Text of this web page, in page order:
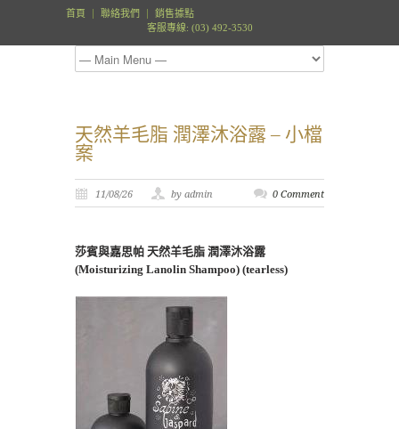
首頁 聯絡我們
銷售據點
客服專線: (03) 492-3530
天然羊毛脂 潤澤沐浴露 – 小檔
案
11/08/26 by admin 0 Comment
莎賓與嘉思帕 天然羊毛脂 潤澤沐浴露
(Moisturizing Lanolin Shampoo) (tearless)